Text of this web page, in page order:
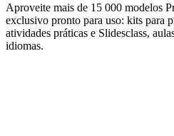
Aproveite mais de 15 000 modelos
exclusivo pronto para uso: kits para
atividades práticas e Slidesclass,
idiomas.